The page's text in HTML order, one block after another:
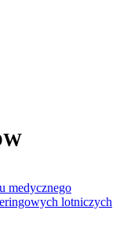
medycznego
lotniczych